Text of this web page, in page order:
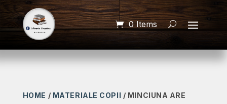
0 Items
HOME / MATERIALE COPII / MINCIUNA ARE